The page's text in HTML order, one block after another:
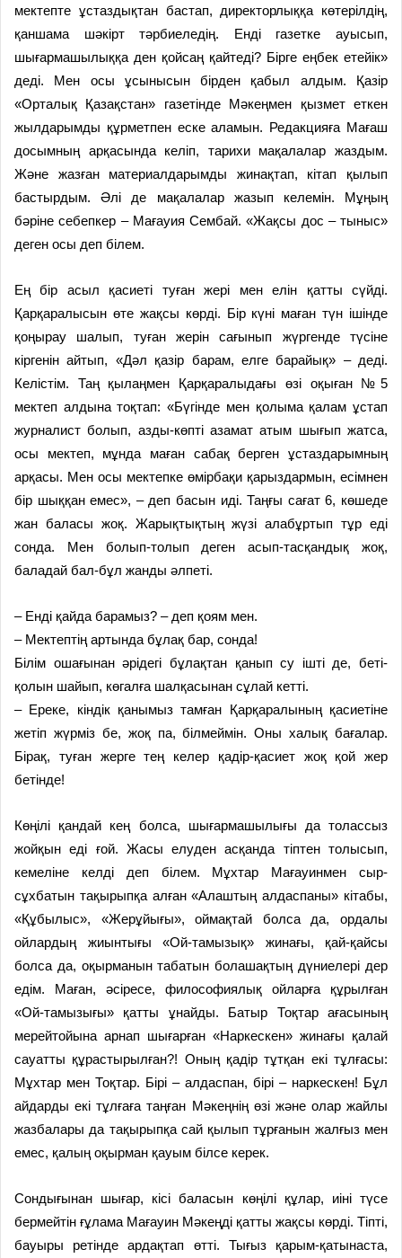
мектепте ұстаздықтан бастап, директорлыққа көтерілдің,
қаншама шәкірт тәрбиеледің. Енді газетке ауысып,
шығармашылыққа ден қойсаң қайтеді? Бірге еңбек етейік»
деді. Мен осы ұсынысын бірден қабыл алдым. Қазір
«Орталық Қазақстан» газетінде Мәкеңмен қызмет еткен
жылдарымды құрметпен еске аламын. Редакцияға Мағаш
досымның арқасында келіп, тарихи мақалалар жаздым.
Және жазған материалдарымды жинақтап, кітап қылып
бастырдым. Әлі де мақалалар жазып келемін. Мұңың
бәріне себепкер – Мағауия Сембай. «Жақсы дос – тыныс»
деген осы деп білем.
Ең бір асыл қасиеті туған жері мен елін қатты сүйді.
Қарқаралысын өте жақсы көрді. Бір күні маған түн ішінде
қоңырау шалып, туған жерін сағынып жүргенде түсіне
кіргенін айтып, «Дәл қазір барам, елге барайық» – деді.
Келістім. Таң қылаңмен Қарқаралыдағы өзі оқыған №5
мектеп алдына тоқтап: «Бүгінде мен қолыма қалам ұстап
журналист болып, азды-көпті азамат атым шығып жатса,
осы мектеп, мұнда маған сабақ берген ұстаздарымның
арқасы. Мен осы мектепке өмірбақи қарыздармын, есімнен
бір шыққан емес», – деп басын иді. Таңғы сағат 6, көшеде
жан баласы жоқ. Жарықтықтың жүзі алабұртып тұр еді
сонда. Мен болып-толып деген асып-тасқандық жоқ,
баладай бал-бұл жанды әлпеті.
– Енді қайда барамыз? – деп қоям мен.
– Мектептің артында бұлақ бар, сонда!
Білім ошағынан әрідегі бұлақтан қанып су ішті де, беті-
қолын шайып, көгалға шалқасынан сұлай кетті.
– Ереке, кіндік қанымыз тамған Қарқаралының қасиетіне
жетіп жүрміз бе, жоқ па, білмеймін. Оны халық бағалар.
Бірақ, туған жерге тең келер қадір-қасиет жоқ қой жер
бетінде!
Көңілі қандай кең болса, шығармашылығы да толассыз
жойқын еді ғой. Жасы елуден асқанда тіптен толысып,
кемеліне келді деп білем. Мұхтар Мағауинмен сыр-
сұхбатын тақырыпқа алған «Алаштың алдаспаны» кітабы,
«Құбылыс», «Жерұйығы», оймақтай болса да, ордалы
ойлардың жиынтығы «Ой-тамызық» жинағы, қай-қайсы
болса да, оқырманын табатын болашақтың дүниелері дер
едім. Маған, әсіресе, философиялық ойларға құрылған
«Ой-тамызығы» қатты ұнайды. Батыр Тоқтар ағасының
мерейтойына арнап шығарған «Наркескен» жинағы қалай
сауатты құрастырылған?! Оның қадір тұтқан екі тұлғасы:
Мұхтар мен Тоқтар. Бірі – алдаспан, бірі – наркескен! Бұл
айдарды екі тұлғаға таңған Мәкеңнің өзі және олар жайлы
жазбалары да тақырыпқа сай қылып тұрғанын жалғыз мен
емес, қалың оқырман қауым білсе керек.
Сондығынан шығар, кісі баласын көңілі құлар, иіні түсе
бермейтін ғұлама Мағауин Мәкеңді қатты жақсы көрді. Тіпті,
бауыры ретінде ардақтап өтті. Тығыз қарым-қатынаста,